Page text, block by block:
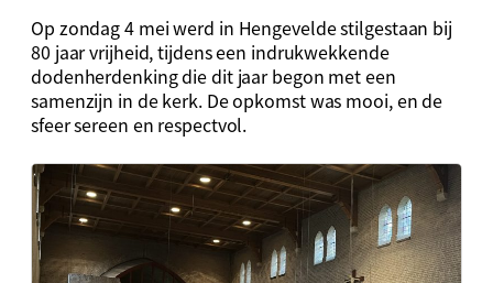
Op zondag 4 mei werd in Hengevelde stilgestaan bij
80 jaar vrijheid, tijdens een indrukwekkende
dodenherdenking die dit jaar begon met een
samenzijn in de kerk. De opkomst was mooi, en de
sfeer sereen en respectvol.